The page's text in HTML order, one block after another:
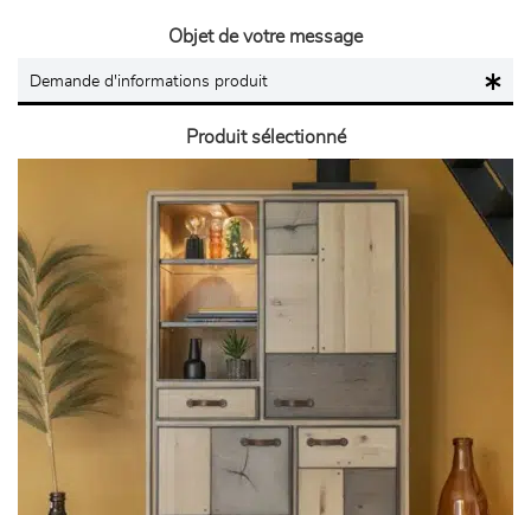
Objet de votre message
Produit sélectionné